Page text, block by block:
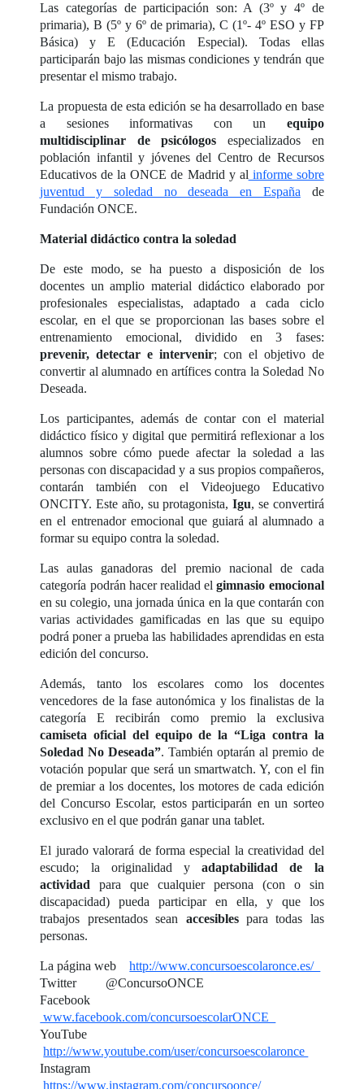
Las categorías de participación son: A (3º y 4º de
primaria), B (5º y 6º de primaria), C (1º- 4º ESO y FP
Básica) y E (Educación Especial). Todas ellas
participarán bajo las mismas condiciones y tendrán que
presentar el mismo trabajo.
La propuesta de esta edición se ha desarrollado en base
a sesiones informativas con un equipo
multidisciplinar de psicólogos especializados en
población infantil y jóvenes del Centro de Recursos
Educativos de la ONCE de Madrid y al informe sobre
juventud y soledad no deseada en España de
Fundación ONCE.
Material didáctico contra la soledad
De este modo, se ha puesto a disposición de los
docentes un amplio material didáctico elaborado por
profesionales especialistas, adaptado a cada ciclo
escolar, en el que se proporcionan las bases sobre el
entrenamiento emocional, dividido en 3 fases:
prevenir, detectar e intervenir; con el objetivo de
convertir al alumnado en artífices contra la Soledad No
Deseada.
Los participantes, además de contar con el material
didáctico físico y digital que permitirá reflexionar a los
alumnos sobre cómo puede afectar la soledad a las
personas con discapacidad y a sus propios compañeros,
contarán también con el Videojuego Educativo
ONCITY. Este año, su protagonista,Igu, se convertirá
en el entrenador emocional que guiará al alumnado a
formar su equipo contra la soledad.
Las aulas ganadoras del premio nacional de cada
categoría podrán hacer realidad el gimnasio emocional
en su colegio, una jornada única en la que contarán con
varias actividades gamificadas en las que su equipo
podrá poner a prueba las habilidades aprendidas en esta
edición del concurso.
Además, tanto los escolares como los docentes
vencedores de la fase autonómica y los finalistas de la
categoría E recibirán como premio la exclusiva
camiseta oficial del equipo de la “Liga contra la
Soledad No Deseada”. También optarán al premio de
votación popular que será un smartwatch. Y, con el fin
de premiar a los docentes, los motores de cada edición
del Concurso Escolar, estos participarán en un sorteo
exclusivo en el que podrán ganar una tablet.
El jurado valorará de forma especial la creatividad del
escudo; la originalidad yadaptabilidad de la
actividad para que cualquier persona (con o sin
discapacidad) pueda participar en ella, y que los
trabajos presentados sean accesiblespara todas las
personas.
La página webhttp://www.concursoescolaronce.es/
Twitter @ConcursoONCE
Facebook
www.facebook.com/concursoescolarONCE
YouTube
http://www.youtube.com/user/concursoescolaronce
Instagram
https://www.instagram.com/concursoonce/